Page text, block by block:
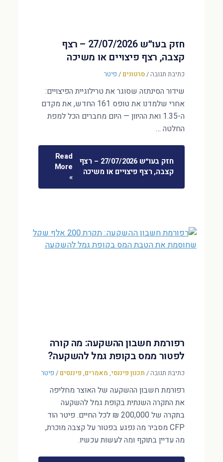
חזק בעו״ש 27/07/2026 – רצף
קצבה, רצף פיצויים או משיכה
כתיבת תגובה/סרטונים / פיטר
שידור הסינתזה שסוגר את טרילוגיית הפיצויים:
אחרי שלמדנו את טופס 161 החדש, את מקדם
ה-1.35 ואת ההיוון — היום מחברים הכל למפת
החלטה …
חזק בעו״ש 27/07/2026 – רצף
קצבה, רצף פיצויים או משיכה
Read
More
»
רפורמת חשבון ההשקעה: מה קורה
לפטור ממס בקופת גמל להשקעה?
כתיבת תגובה/ תכנון פיננסי, מאמרים, פיננסים / פיטר
רפורמת חשבון ההשקעה של האוצר מחליפה
את התקרה השנתית בקופת גמל להשקעה
בתקרה של 200,000 ₪ לכל החיים. פיטר הוד
CFP מסביר מה נפגע בפטור על קצבה מוכרת,
מה עדיין בתוקף ומה לעשות עכשיו.